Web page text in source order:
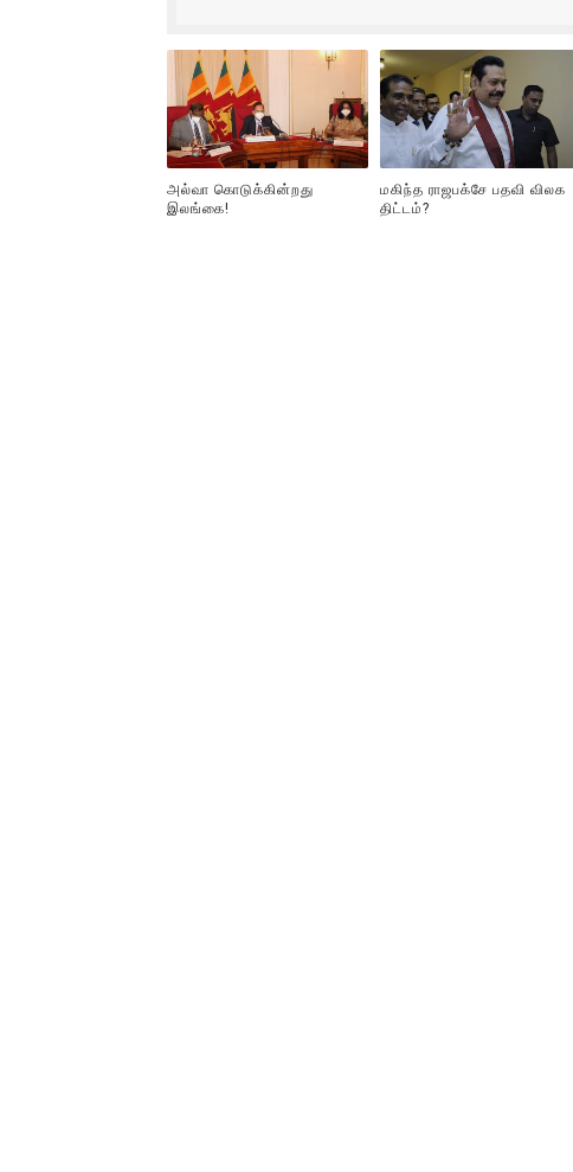
அல்வா கொடுக்கின்றது
இலங்கை!
மகிந்த ராஜபக்சே பதவி விலக
திட்டம்?